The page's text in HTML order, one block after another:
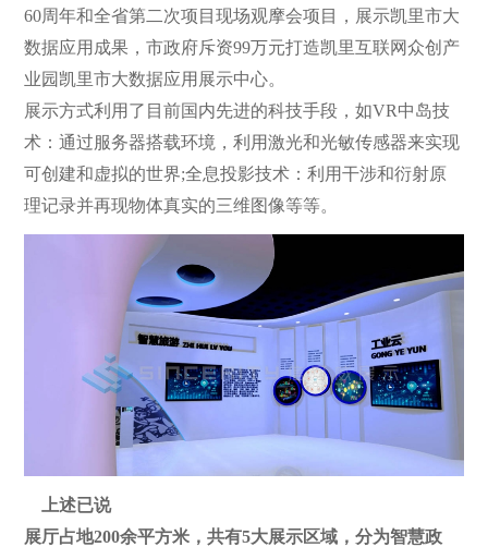
60周年和全省第二次项目现场观摩会项目，展示凯里市大
数据应用成果，市政府斥资99万元打造凯里互联网众创产
业园凯里市大数据应用展示中心。
展示方式利用了目前国内先进的科技手段，如VR中岛技
术：通过服务器搭载环境，利用激光和光敏传感器来实现
可创建和虚拟的世界;全息投影技术：利用干涉和衍射原
理记录并再现物体真实的三维图像等等。
上述已说
展厅占地200余平方米，共有5大展示区域，分为智慧政